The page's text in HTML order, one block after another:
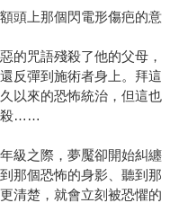
頭上那個閃電形傷疤的意
的咒語殘殺了他的父母，
反彈到施術者身上。拜這
以來的恐怖統治，但這也
殺……
級之際，夢魘卻開始糾纏
那個恐怖的身影、聽到那
清楚，就會立刻被恐懼的